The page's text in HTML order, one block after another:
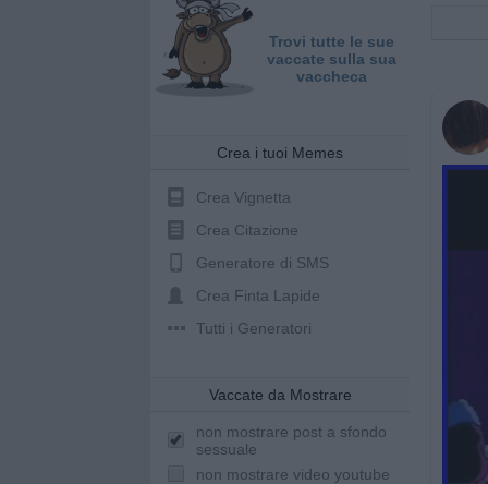
Trovi tutte le sue
vaccate sulla sua
vaccheca
Crea i tuoi Memes
Crea Vignetta
Crea Citazione
Generatore di SMS
Crea Finta Lapide
Tutti i Generatori
Vaccate da Mostrare
non mostrare post a sfondo
sessuale
non mostrare video youtube